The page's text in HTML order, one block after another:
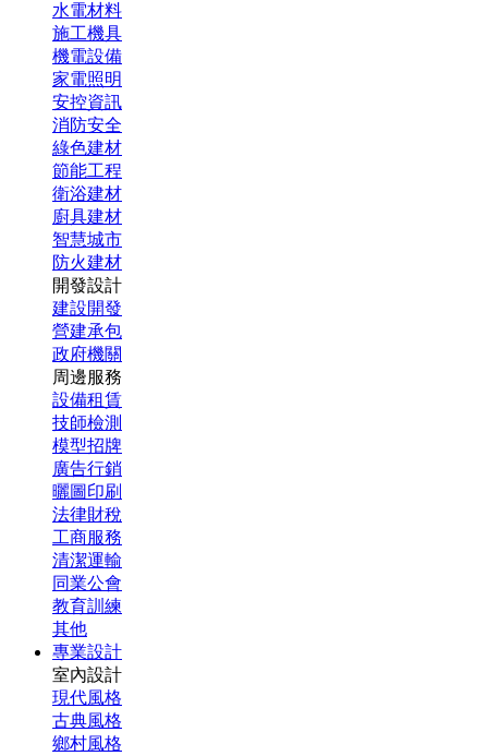
水電材料
施工機具
機電設備
家電照明
安控資訊
消防安全
綠色建材
節能工程
衛浴建材
廚具建材
智慧城市
防火建材
開發設計
建設開發
營建承包
政府機關
周邊服務
設備租賃
技師檢測
模型招牌
廣告行銷
曬圖印刷
法律財稅
工商服務
清潔運輸
同業公會
教育訓練
其他
專業設計
室內設計
現代風格
古典風格
鄉村風格